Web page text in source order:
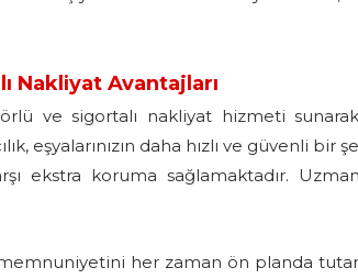
Nakliyat Avantajları
ve sigortalı nakliyat hizmeti
eşyalarınızın daha hızlı ve güvenli bir
ekstra koruma sağlamaktadır.
her zaman ön planda